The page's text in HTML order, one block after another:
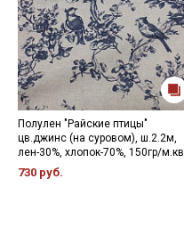
Полулен "Райские птицы"
цв.джинс (на суровом), ш.2.2м,
лен-30%, хлопок-70%, 150гр/м.кв
730 руб.